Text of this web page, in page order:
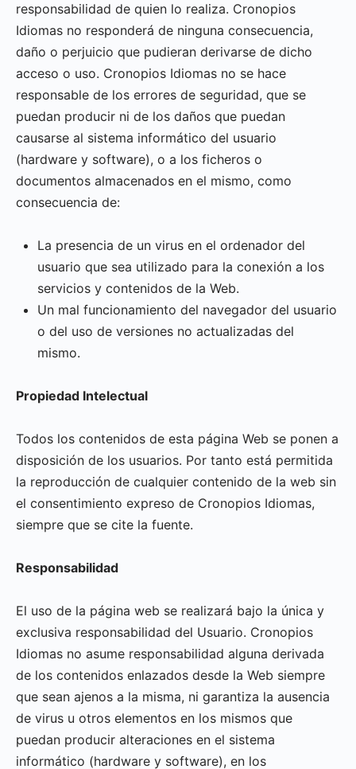
responsabilidad de quien lo realiza. Cronopios
Idiomas no responderá de ninguna consecuencia,
daño o perjuicio que pudieran derivarse de dicho
acceso o uso. Cronopios Idiomas no se hace
responsable de los errores de seguridad, que se
puedan producir ni de los daños que puedan
causarse al sistema informático del usuario
(hardware y software), o a los ficheros o
documentos almacenados en el mismo, como
consecuencia de:
La presencia de un virus en el ordenador del
usuario que sea utilizado para la conexión a los
servicios y contenidos de la Web.
Un mal funcionamiento del navegador del usuario
o del uso de versiones no actualizadas del
mismo.
Propiedad Intelectual
Todos los contenidos de esta página Web se ponen a
disposición de los usuarios. Por tanto está permitida
la reproducción de cualquier contenido de la web sin
el consentimiento expreso de Cronopios Idiomas,
siempre que se cite la fuente.
Responsabilidad
El uso de la página web se realizará bajo la única y
exclusiva responsabilidad del Usuario. Cronopios
Idiomas no asume responsabilidad alguna derivada
de los contenidos enlazados desde la Web siempre
que sean ajenos a la misma, ni garantiza la ausencia
de virus u otros elementos en los mismos que
puedan producir alteraciones en el sistema
informático (hardware y software), en los